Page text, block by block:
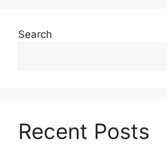
Search
Recent Posts